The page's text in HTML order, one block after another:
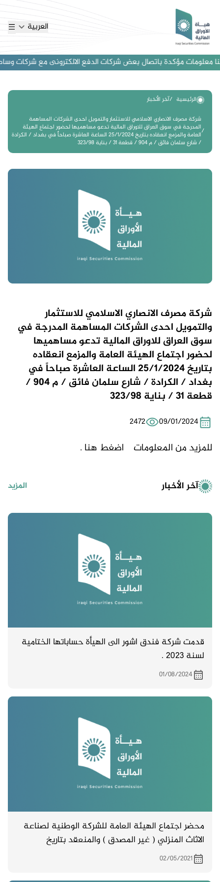
العربية
معلومات مؤكدة باتصال بعض شركات الدفع الالكترونى مع شركات وساطة
الرئيسية
آخر الأخبار
شركة مصرف الانصاري الاسلامي للاستثمار والتمويل احدى الشركات المساهمة
المدرجة في سوق العراق للاوراق المالية تدعو مساهميها لحضور اجتماع الهيئة
العامة والمزمع انعقاده بتاريخ 25/1/2024 الساعة العاشرة صباحاً في بغداد / الكرادة
/ شارع سلمان فائق / م 904 / قطعة 31 / بناية 323/98
شركة مصرف الانصاري الاسلامي للاستثمار
والتمويل احدى الشركات المساهمة المدرجة في
سوق العراق للاوراق المالية تدعو مساهميها
لحضور اجتماع الهيئة العامة والمزمع انعقاده
بتاريخ 25/1/2024 الساعة العاشرة صباحاً في
بغداد / الكرادة / شارع سلمان فائق / م 904 /
قطعة 31 / بناية 323/98
09/01/2024
2472
للمزيد من المعلومات اضغط هنا .
آخر الأخبار المزيد
قدمت شركة فندق اشور الى الهيأة حساباتها الختامية
لسنة 2023 .
01/08/2024
محضر اجتماع الهيئة العامة للشركة الوطنية لصناعة
الاثاث المنزلي ( غير المصدق ) والمنعقد بتاريخ
22/4/2021
02/05/2021